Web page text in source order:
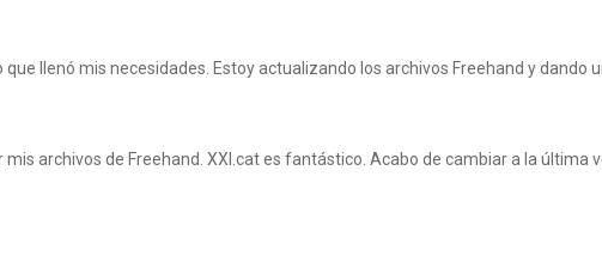
llenó mis necesidades. Estoy actualizando los archivos Freehand y dando
archivos de Freehand. XXI.cat es fantástico. Acabo de cambiar a la última